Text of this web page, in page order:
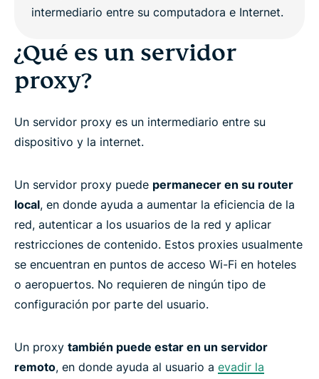
¿Qué es una VPN?
Video: ¿cuál es la diferencia principal entre un
proxy y una VPN?
Ventajas de una VPN vs. un proxy gratuito
¿Por qué hay servidores proxy gratuitos?
Preguntas frecuentes: VPN vs. proxy
Una VPN libre de riesgos es mejor que un proxy
Conozca más acerca del uso de una VPN
¿Qué es un servidor
proxy?
Un servidor proxy es un intermediario entre su
dispositivo y la internet.
Un servidor proxy puede permanecer en su router
local, en donde ayuda a aumentar la eficiencia de la
red, autenticar a los usuarios de la red y aplicar
restricciones de contenido. Estos proxies usualmente
se encuentran en puntos de acceso Wi-Fi en hoteles
o aeropuertos. No requieren de ningún tipo de
configuración por parte del usuario.
Un proxy también puede estar en un servidor
remoto, en donde ayuda al usuario a evadir la